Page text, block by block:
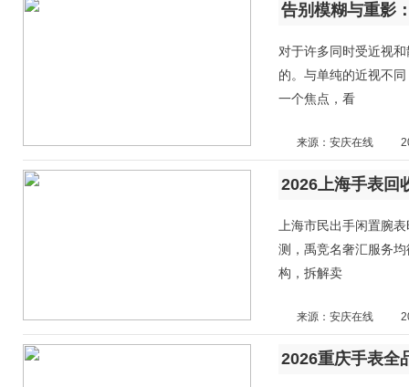
告别模糊与重影
对于许多同时受近视
的。与单纯的近视不
一个焦点，看
来源：安庆在线
2026上海手表回
上海市民出手闲置腕
测，禹竞名奢汇服务
构，拆解卖
来源：安庆在线